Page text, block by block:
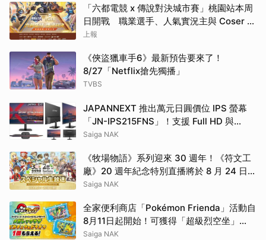
「六都電競 x 傳說對決城市賽」桃園站本周
日開戰 職業選手、人氣實況主與 Coser 齊
聚健行科大
上報
《俠盜獵車手6》最新預告要來了！
8/27「Netflix搶先獨播」
TVBS
JAPANNEXT 推出萬元日圓價位 IPS 螢幕
「JN-IPS215FNS」！支援 Full HD 與
100Hz 更新率
Saiga NAK
《牧場物語》系列迎來 30 週年！《符文工
廠》20 週年紀念特別直播將於 8 月 24 日登
場
Saiga NAK
全家便利商店「Pokémon Frienda」活動自
8月11日起開始！可獲得「超級烈空坐」
「皮卡丘＆捷拉奧拉」特別Frienda Pick
Saiga NAK